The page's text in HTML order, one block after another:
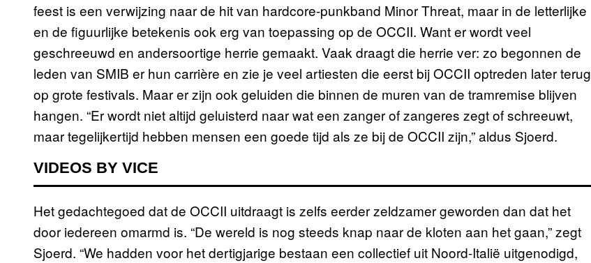
feest is een verwijzing naar de hit van hardcore-punkband Minor Threat, maar in de letterlijke
en de figuurlijke betekenis ook erg van toepassing op de OCCII. Want er wordt veel
geschreeuwd en andersoortige herrie gemaakt. Vaak draagt die herrie ver: zo begonnen de
leden van SMIB er hun carrière en zie je veel artiesten die eerst bij OCCII optreden later terug
op grote festivals. Maar er zijn ook geluiden die binnen de muren van de tramremise blijven
hangen. “Er wordt niet altijd geluisterd naar wat een zanger of zangeres zegt of schreeuwt,
maar tegelijkertijd hebben mensen een goede tijd als ze bij de OCCII zijn,” aldus Sjoerd.
VIDEOS BY VICE
Het gedachtegoed dat de OCCII uitdraagt is zelfs eerder zeldzamer geworden dan dat het
door iedereen omarmd is. “De wereld is nog steeds knap naar de kloten aan het gaan,” zegt
Sjoerd. “We hadden voor het dertigjarige bestaan een collectief uit Noord-Italië uitgenodigd,